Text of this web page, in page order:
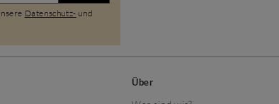
Datenschutz- und
Über